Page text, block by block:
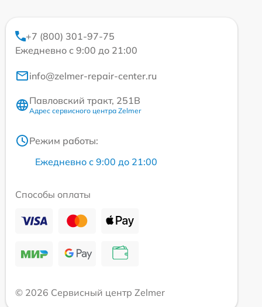
+7 (800) 301-97-75
Ежедневно с 9:00 до 21:00
info@zelmer-repair-center.ru
Павловский тракт, 251В
Адрес сервисного центра Zelmer
Режим работы:
Ежедневно с 9:00 до 21:00
Способы оплаты
© 2026 Сервисный центр Zelmer